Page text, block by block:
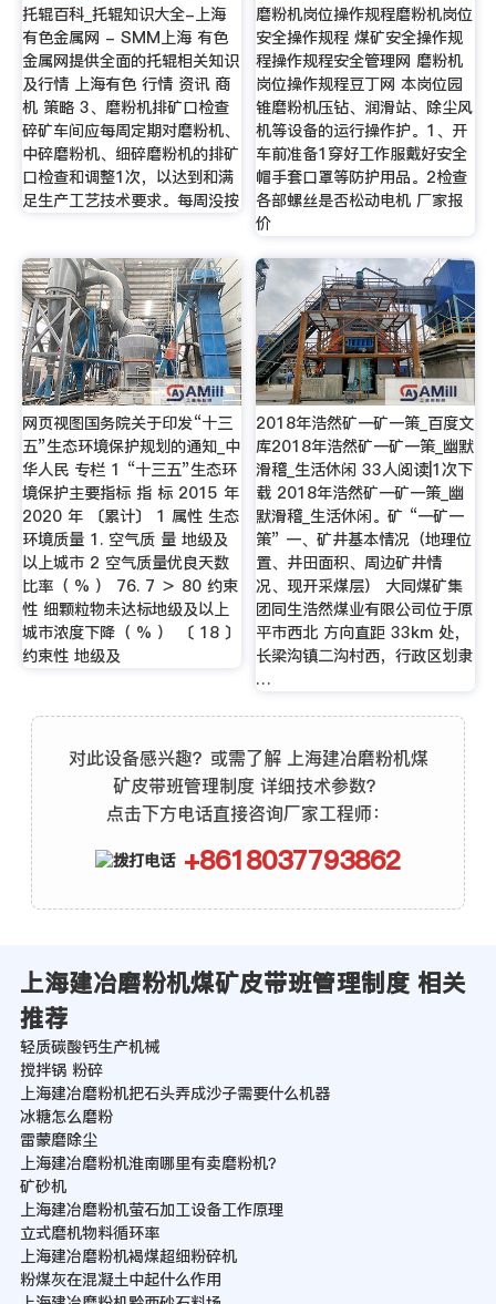
托辊百科_托辊知识大全-上海
有色金属网 - SMM上海 有色
金属网提供全面的托辊相关知识
及行情 上海有色 行情 资讯 商
机 策略 3、磨粉机排矿口检查
碎矿车间应每周定期对磨粉机、
中碎磨粉机、细碎磨粉机的排矿
口检查和调整1次，以达到和满
足生产工艺技术要求。每周没按
磨粉机岗位操作规程磨粉机岗位
安全操作规程 煤矿安全操作规
程操作规程安全管理网 磨粉机
岗位操作规程豆丁网 本岗位园
锥磨粉机压钻、润滑站、除尘风
机等设备的运行操作护。1、开
车前准备1穿好工作服戴好安全
帽手套口罩等防护用品。2检查
各部螺丝是否松动电机 厂家报
价
网页视图国务院关于印发“十三
五”生态环境保护规划的通知_中
华人民 专栏 1 “十三五”生态环
境保护主要指标 指 标 2015 年
2020 年 〔累计〕 1 属性 生态
环境质量 1. 空气质 量 地级及
以上城市 2 空气质量优良天数
比率（ % ） 76. 7 ＞ 80 约束
性 细颗粒物未达标地级及以上
城市浓度下降（ % ） 〔 18 〕
约束性 地级及
2018年浩然矿一矿一策_百度文
库2018年浩然矿一矿一策_幽默
滑稽_生活休闲 33人阅读|1次下
载 2018年浩然矿一矿一策_幽
默滑稽_生活休闲。矿 “一矿一
策” 一、矿井基本情况（地理位
置、井田面积、周边矿井情
况、现开采煤层） 大同煤矿集
团同生浩然煤业有限公司位于原
平市西北 方向直距 33km 处，
长梁沟镇二沟村西，行政区划隶
…
对此设备感兴趣？或需了解 上海建冶磨粉机煤
矿皮带班管理制度 详细技术参数？
点击下方电话直接咨询厂家工程师：
+8618037793862
上海建冶磨粉机煤矿皮带班管理制度 相关
推荐
轻质碳酸钙生产机械
搅拌锅 粉碎
上海建冶磨粉机把石头弄成沙子需要什么机器
冰糖怎么磨粉
雷蒙磨除尘
上海建冶磨粉机淮南哪里有卖磨粉机？
矿砂机
上海建冶磨粉机萤石加工设备工作原理
立式磨机物料循环率
上海建冶磨粉机褐煤超细粉碎机
粉煤灰在混凝土中起什么作用